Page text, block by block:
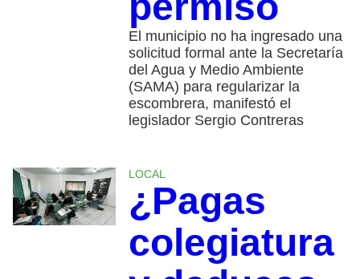
El municipio no ha ingresado una
solicitud formal ante la Secretaría
del Agua y Medio Ambiente
(SAMA) para regularizar la
escombrera, manifestó el
legislador Sergio Contreras
LOCAL
¿Pagas
colegiatura